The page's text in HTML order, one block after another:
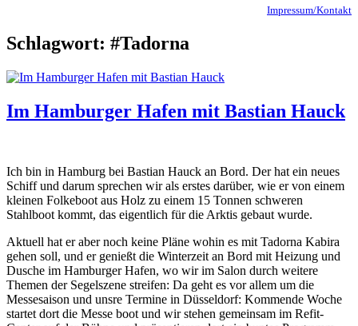
Impressum/Kontakt
Schlagwort: #Tadorna
Im Hamburger Hafen mit Bastian Hauck
Ich bin in Hamburg bei Bastian Hauck an Bord. Der hat ein neues
Schiff und darum sprechen wir als erstes darüber, wie er von einem
kleinen Folkeboot aus Holz zu einem 15 Tonnen schweren
Stahlboot kommt, das eigentlich für die Arktis gebaut wurde.
Aktuell hat er aber noch keine Pläne wohin es mit Tadorna Kabira
gehen soll, und er genießt die Winterzeit an Bord mit Heizung und
Dusche im Hamburger Hafen, wo wir im Salon durch weitere
Themen der Segelszene streifen: Da geht es vor allem um die
Messesaison und unsre Termine in Düsseldorf: Kommende Woche
startet dort die Messe boot und wir stehen gemeinsam im Refit-